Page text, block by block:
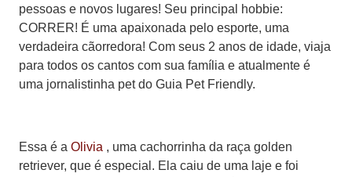
pessoas e novos lugares! Seu principal hobbie:
CORRER! É uma apaixonada pelo esporte, uma
verdadeira cãorredora! Com seus 2 anos de idade, viaja
para todos os cantos com sua família e atualmente é
uma jornalistinha pet do Guia Pet Friendly.
Essa é a Olivia , uma cachorrinha da raça golden
retriever, que é especial. Ela caiu de uma laje e foi